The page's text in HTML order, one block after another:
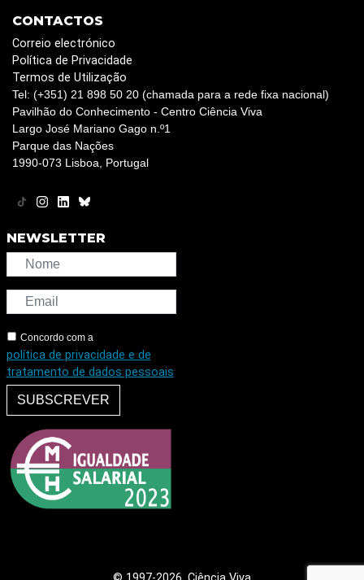
CONTACTOS
Correio electrónico
Política de Privacidade
Termos de Utilização
Tel: (+351) 21 898 50 20 (chamada para a rede fixa nacional)
Pavilhão do Conhecimento - Centro Ciência Viva
Largo José Mariano Gago n.º1
Parque das Nações
1990-073 Lisboa, Portugal
NEWSLETTER
Concordo com a
política de privacidade e de
tratamento de dados pessoais
SUBSCREVER